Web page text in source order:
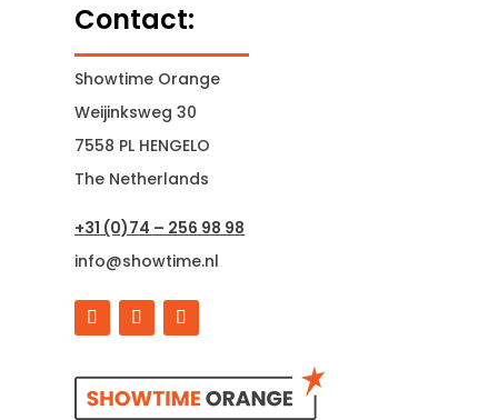
Contact:
Showtime Orange
Weijinksweg 30
7558 PL HENGELO
The Netherlands
+31 (0)74 – 256 98 98
info@showtime.nl